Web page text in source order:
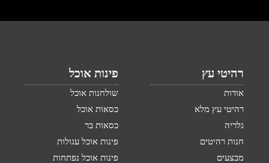
רהיטי עץ
אודות
רהיטי עץ מלא
גלריה
חנות רהיטים
מבצעים
פינות אוכל
שולחנות אוכל
כסאות אוכל
כסאות בר
פינות אוכל עגולות
פינות אוכל נפתחות